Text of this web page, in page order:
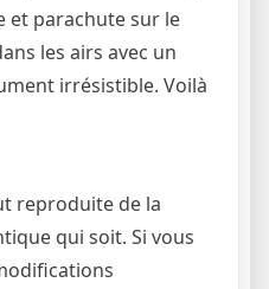
et parachute sur le
les airs avec un
irrésistible. Voilà
reproduite de la
qui soit. Si vous